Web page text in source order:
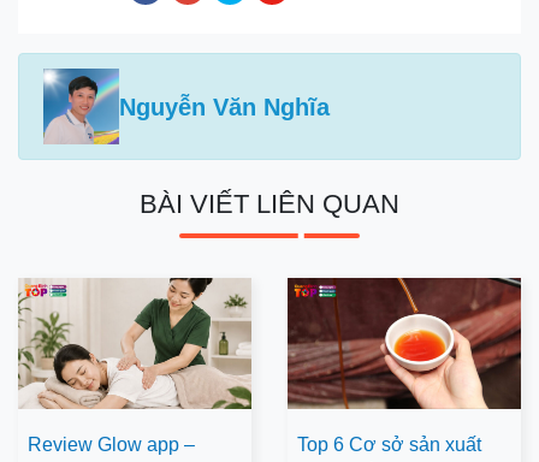
Nguyễn Văn Nghĩa
BÀI VIẾT LIÊN QUAN
Review Glow app –
Top 6 Cơ sở sản xuất